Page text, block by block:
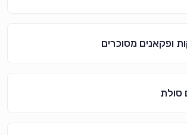
ופקאנים מסוכרים
סולת